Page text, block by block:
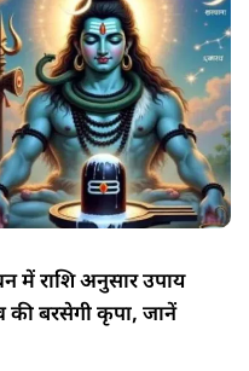
में राशि अनुसार उपाय
बरसेगी कृपा, जानें